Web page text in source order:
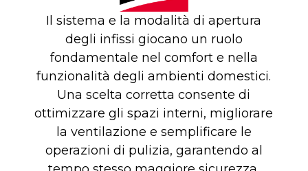
Il sistema e la modalità di apertura
degli infissi giocano un ruolo
fondamentale nel comfort e nella
funzionalità degli ambienti domestici.
Una scelta corretta consente di
ottimizzare gli spazi interni, migliorare
la ventilazione e semplificare le
operazioni di pulizia, garantendo al